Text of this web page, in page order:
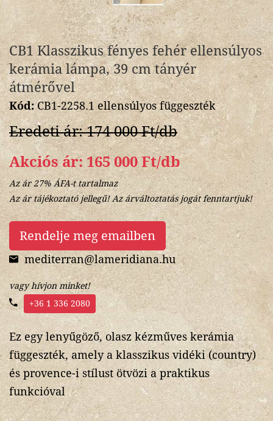
CB1 Klasszikus fényes fehér ellensúlyos
kerámia lámpa, 39 cm tányér
átmérővel
Kód:CB1-2258.1 ellensúlyos függeszték
Eredeti ár: 174 000 Ft/db
Akciós ár: 165 000 Ft/db
Az ár 27% ÁFA-t tartalmaz
Az ár tájékoztató jellegű! Az árváltoztatás jogát fenntartjuk!
Rendelje meg emailben
mediterran@lameridiana.hu
vagy hívjon minket!
+36 1 336 2080
Ez egy lenyűgöző, olasz kézműves kerámia
függeszték, amely a klasszikus vidéki (country)
és provence-i stílust ötvözi a praktikus
funkcióval